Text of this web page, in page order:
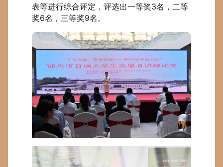
表等进行综合评定，评选出一等奖3名，二等
奖6名，三等奖9名。